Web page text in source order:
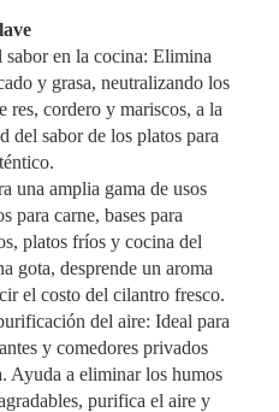
en la cocina: Elimina
y grasa, neutralizando los
res, cordero y mariscos, a la
del sabor de los platos para
una amplia gama de usos
para carne, bases para
platos fríos y cocina del
gota, desprende un aroma
el costo del cilantro fresco.
del aire: Ideal para
y comedores privados
Ayuda a eliminar los humos
purifica el aire y